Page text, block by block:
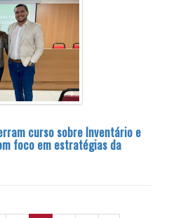
curso sobre Inventário e
foco em estratégias da